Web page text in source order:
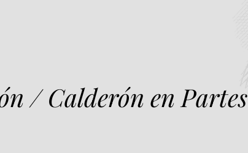
/ Calderón en Partes